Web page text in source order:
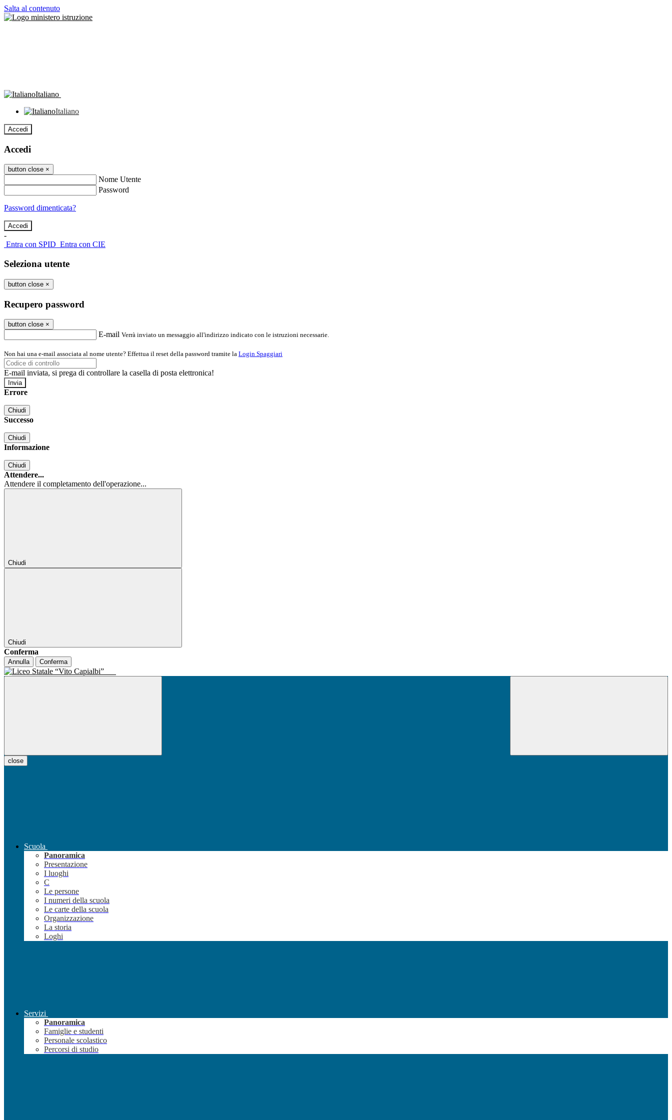
Salta al contenuto
Italiano
Italiano
Accedi
Accedi
button close ×
Nome Utente
Password
Password dimenticata?
-
Entra con SPID Entra con CIE
Seleziona utente
button close ×
Recupero password
button close ×
E-mail Verrà inviato un messaggio all'indirizzo indicato con le istruzioni necessarie.
Non hai una e-mail associata al nome utente? Effettua il reset della password tramite la Login Spaggiari
E-mail inviata, si prega di controllare la casella di posta elettronica!
Errore
Chiudi
Successo
Chiudi
Informazione
Chiudi
Attendere...
Attendere il completamento dell'operazione...
Chiudi
Chiudi
Conferma
Annulla Conferma
close
Scuola
Panoramica
Presentazione
I luoghi
C
Le persone
I numeri della scuola
Le carte della scuola
Organizzazione
La storia
Loghi
Servizi
Panoramica
Famiglie e studenti
Personale scolastico
Percorsi di studio